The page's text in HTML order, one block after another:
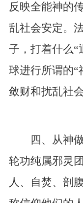
反映全能神的
乱社会安定。
子，打着什么“
球进行所谓的“
敛财和扰乱社会
四、从神做
轮功纯属邪灵
人、自焚、剖